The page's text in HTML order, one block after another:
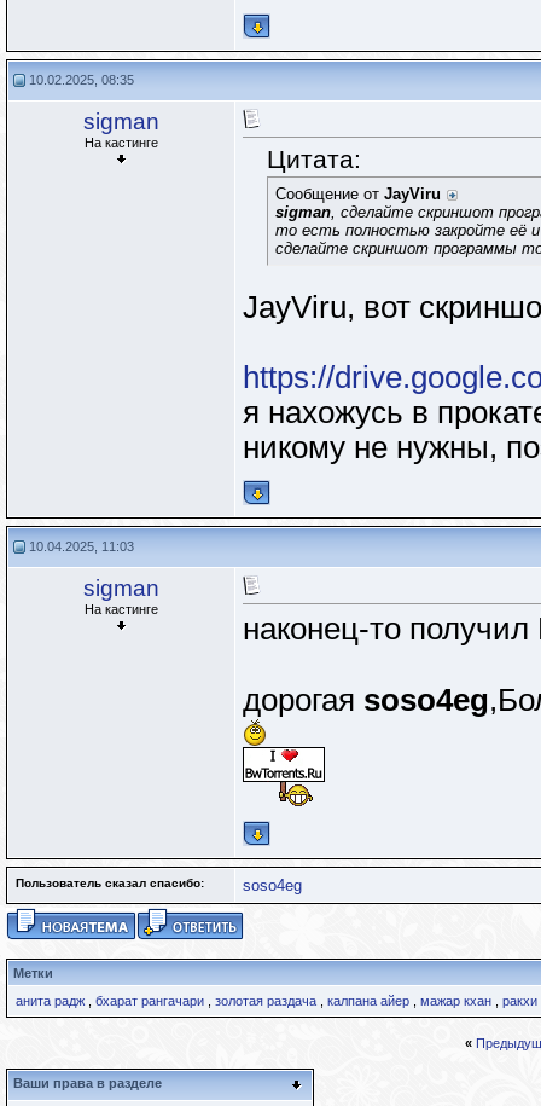
10.02.2025, 08:35
sigman
На кастинге
Цитата:
Сообщение от JayViru
sigman, сделайте скриншот
то есть полностью закройте её
сделайте скриншот программы
JayViru, вот
https://
я нахожусь в
никому не нужны,
10.04.2025, 11:03
sigman
На кастинге
наконец-то получил
дорогая soso4eg
Пользователь сказал cпасибо: soso4eg
Метки
анита радж
бхарат рангачари золотая раздача калпана айер мажар кхан ракхи
«
Ваши права в разделе